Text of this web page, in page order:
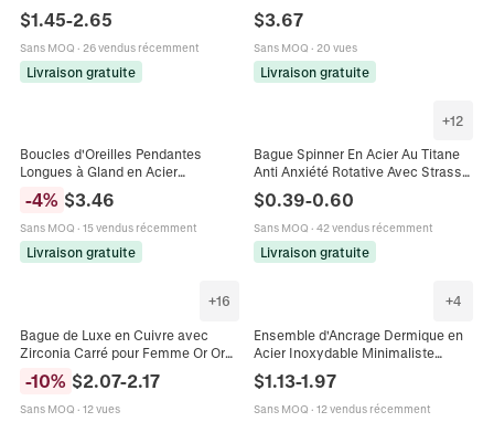
Strass Boucles d'Oreilles Rondes
Bijoux
$1.45-2.65
Sans MOQ · 26 vendus récemment
Livraison gratuite
Réglable Ligne Ondulée Cadeau
$3.67
Sans MOQ · 20 vues
Livraison gratuite
Boucles d'Oreilles Pendantes
Longues à Gland en Acier
Inoxydable pour Femmes Luxe
Incrusté de Strass Bijoux de Fête
-4% $3.46
Sans MOQ · 15 vendus récemment
Livraison gratuite
+12
Bague Spinner En Acier Au Titane
Anti Anxiété Rotative Avec Strass
Bague Anti Stress Bijoux De Mode
Unisexe
$0.39-0.60
Sans MOQ · 42 vendus récemment
Livraison gratuite
+16
Bague de Luxe en Cuivre avec
Zirconia Carré pour Femme Or Or
Bague Bijoux Cadeau Quotidien
-10% $2.07-2.17
Sans MOQ · 12 vues
+4
Ensemble d'Ancrage Dermique en
Acier Inoxydable Minimaliste
Bijoux de Piercing Unisexe
$1.13-1.97
Sans MOQ · 12 vendus récemment